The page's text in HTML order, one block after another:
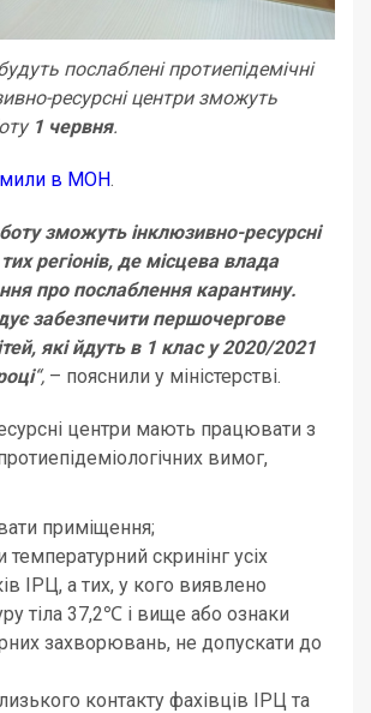
послаблені протиепідемічні
ресурсні центри зможуть
1 червня.
в МОН.
зможуть інклюзивно-ресурсні
регіонів, де місцева влада
про послаблення карантину.
забезпечити першочергове
які йдуть в 1 клас у 2020/2021
“, – пояснили у міністерстві.
центри мають працювати з
вимог,
приміщення;
температурний скринінг усіх
ІРЦ, а тих, у кого виявлено
тіла 37,2℃ і вище або ознаки
захворювань, не допускати до
контакту фахівців ІРЦ та